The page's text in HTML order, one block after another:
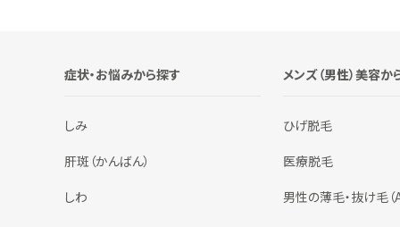
症状・お悩みから探す
しみ
肝斑（かんばん）
しわ
メンズ（男性）美容か
ひげ脱毛
医療脱毛
男性の薄毛・抜け毛（